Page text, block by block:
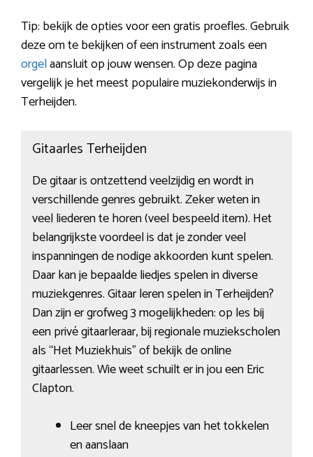
Tip: bekijk de opties voor een gratis proefles. Gebruik
deze om te bekijken of een instrument zoals een
orgelaansluit op jouw wensen. Op deze pagina
vergelijk je het meest populaire muziekonderwijs in
Terheijden.
Gitaarles Terheijden
De gitaar is ontzettend veelzijdig en wordt in
verschillende genres gebruikt. Zeker weten in
veel liederen te horen (veel bespeeld item). Het
belangrijkste voordeel is dat je zonder veel
inspanningen de nodige akkoorden kunt spelen.
Daar kan je bepaalde liedjes spelen in diverse
muziekgenres. Gitaar leren spelen in Terheijden?
Dan zijn er grofweg 3 mogelijkheden: op les bij
een privé gitaarleraar, bij regionale muziekscholen
als “Het Muziekhuis” of bekijk de online
gitaarlessen. Wie weet schuilt er in jou een Eric
Clapton.
Leer snel de kneepjes van het tokkelen
en aanslaan